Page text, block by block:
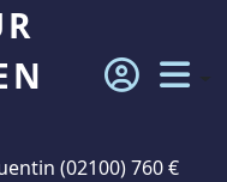
(02100) 760 €